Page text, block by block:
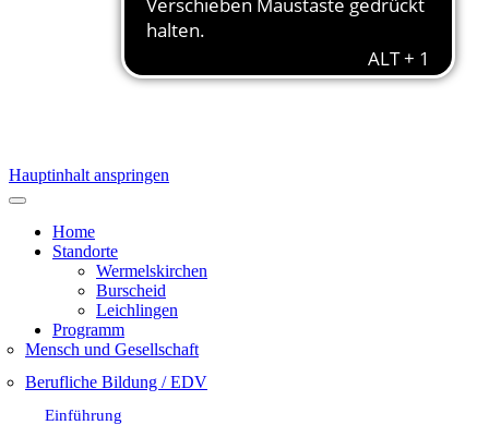
Hauptinhalt anspringen
Home
Standorte
Wermelskirchen
Burscheid
Leichlingen
Programm
Mensch und Gesellschaft
Berufliche Bildung / EDV
Einführung